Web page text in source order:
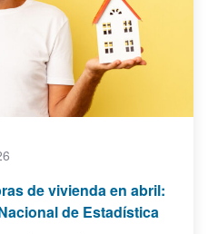
de vivienda en abril:
de Estadística